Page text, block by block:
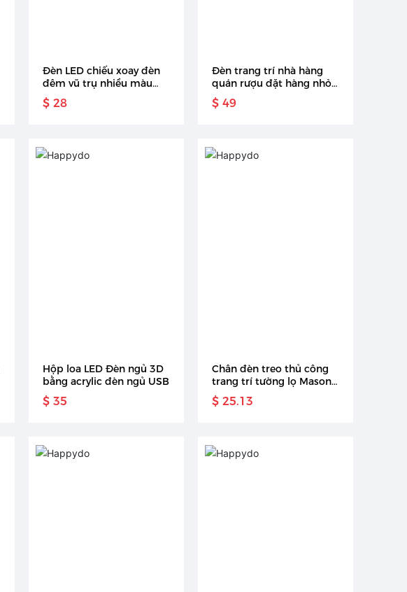
Đèn LED chiếu xoay đèn
đêm vũ trụ nhiều màu
sắc
$ 28
Đèn trang trí nhà hàng
quán rượu đặt hàng nhỏ
Đèn ngủ ly rượu vang 3D
$ 49
Hộp loa LED Đèn ngủ 3D
bằng acrylic đèn ngủ USB
$ 35
Chân đèn treo thủ công
trang trí tường lọ Mason
mộc mạc bằng thủy tinh
với 8 chức năng khác
$ 25.13